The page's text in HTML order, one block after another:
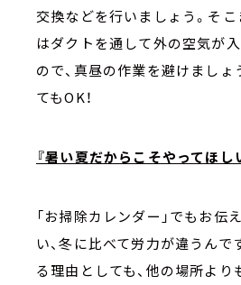
交換などを行いましょう。そ
はダクトを通して外の空気が
ので、真昼の作業を避けまし
てもOK！
『暑い夏だからこそやってほし
「お掃除カレンダー」でもお伝
い、冬に比べて労力が違うんで
る理由としても、他の場所よ